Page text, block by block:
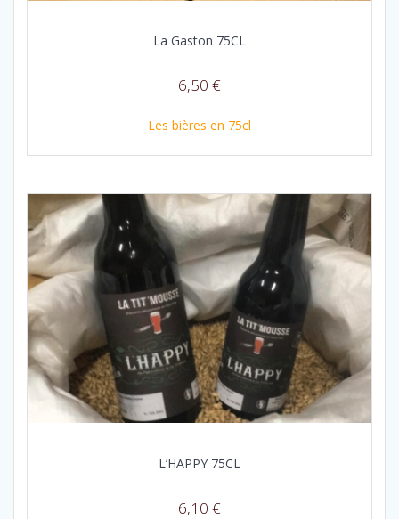
La Gaston 75CL
6,50 €
Les bières en 75cl
L’HAPPY 75CL
6,10 €